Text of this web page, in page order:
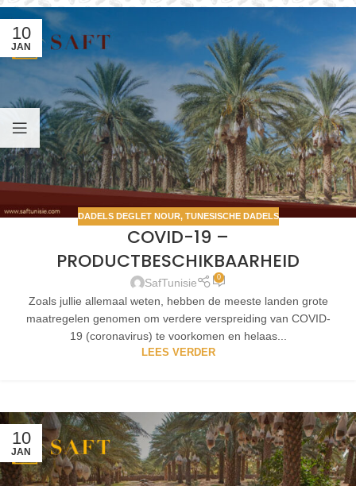
10
JAN
DADELS DEGLET NOUR, TUNESISCHE DADELS
COVID-19 –
PRODUCTBESCHIKBAARHEID
SafTunisie 0
Zoals jullie allemaal weten, hebben de meeste landen grote
maatregelen genomen om verdere verspreiding van COVID-
19 (coronavirus) te voorkomen en helaas...
LEES VERDER
10
JAN